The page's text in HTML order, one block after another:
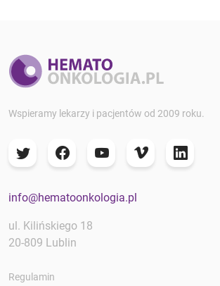
Wspieramy lekarzy i pacjentów od 2009 roku.
info@hematoonkologia.pl
ul. Kilińskiego 18
20-809 Lublin
Regulamin